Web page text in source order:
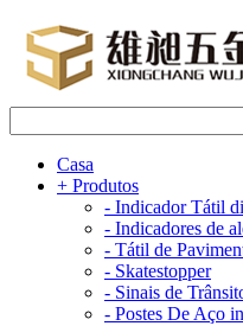
Casa
+ Produtos
- Indicador Tátil
- Indicadores de
- Tátil de
- Skatestopper
- Sinais de
- Postes De Aço